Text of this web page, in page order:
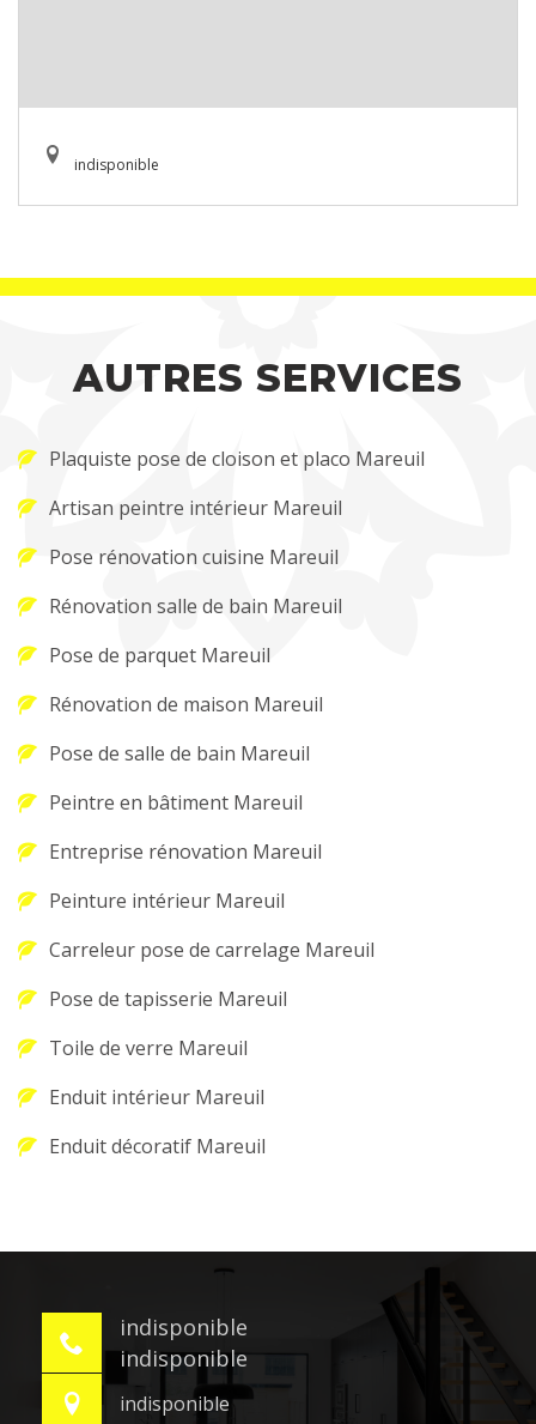
indisponible
AUTRES SERVICES
Plaquiste pose de cloison et placo Mareuil
Artisan peintre intérieur Mareuil
Pose rénovation cuisine Mareuil
Rénovation salle de bain Mareuil
Pose de parquet Mareuil
Rénovation de maison Mareuil
Pose de salle de bain Mareuil
Peintre en bâtiment Mareuil
Entreprise rénovation Mareuil
Peinture intérieur Mareuil
Carreleur pose de carrelage Mareuil
Pose de tapisserie Mareuil
Toile de verre Mareuil
Enduit intérieur Mareuil
Enduit décoratif Mareuil
indisponible
indisponible
indisponible